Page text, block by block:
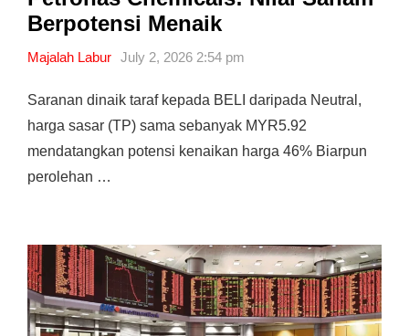
Berpotensi Menaik
Majalah Labur July 2, 2026 2:54 pm
Saranan dinaik taraf kepada BELI daripada Neutral,
harga sasar (TP) sama sebanyak MYR5.92
mendatangkan potensi kenaikan harga 46% Biarpun
perolehan …